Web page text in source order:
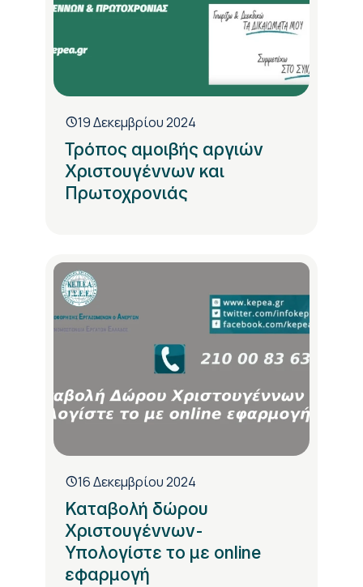
19 Δεκεμβρίου 2024
Τρόπος αμοιβής αργιών
Χριστουγέννων και
Πρωτοχρονιάς
16 Δεκεμβρίου 2024
Καταβολή δώρου
Χριστουγέννων-
Υπολογίστε το με online
εφαρμογή